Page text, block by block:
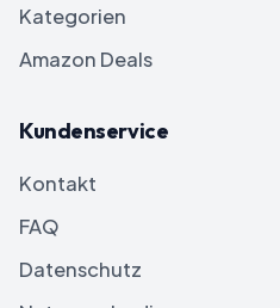
Kategorien
Amazon Deals
Kundenservice
Kontakt
FAQ
Datenschutz